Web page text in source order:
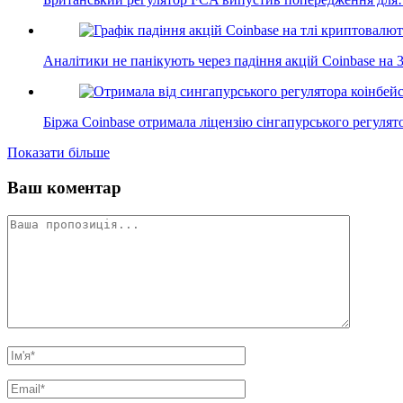
Аналітики не панікують через падіння акцій Coinbase на
Біржа Coinbase отримала ліцензію сінгапурського
Показати більше
Ваш коментар